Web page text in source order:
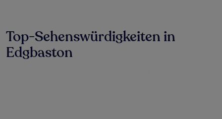
letzten
24 Stunden
für
einen
Top-Sehenswürdigkeiten in
Edgbaston